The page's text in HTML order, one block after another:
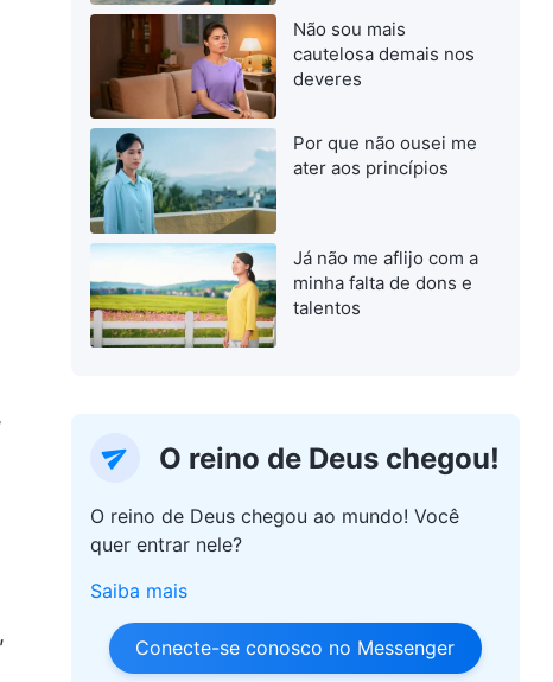
Não sou mais
cautelosa demais nos
deveres
Por que não ousei me
ater aos princípios
Já não me aflijo com a
minha falta de dons e
talentos
O reino de Deus chegou!
O reino de Deus chegou ao mundo! Você
quer entrar nele?
Saiba mais
Conecte-se conosco no Messenger